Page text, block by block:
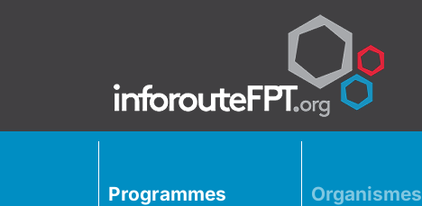
Programmes Organismes